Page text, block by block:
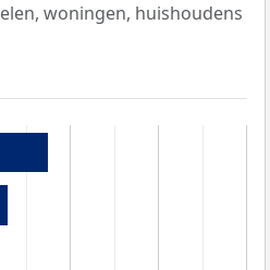
woningen, huishoudens